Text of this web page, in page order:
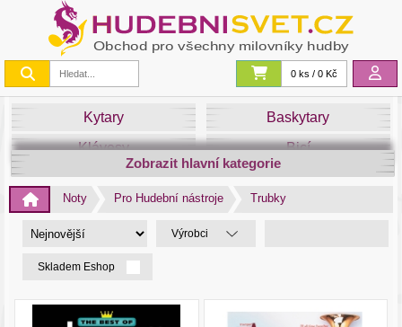
0 ks / 0 Kč
Kytary
Baskytary
Klávesy
Bicí
Smyčce
Dechy
Světla
Zvuk&Studio
Zobrazit hlavní kategorie
Noty Pro Hudební nástroje Trubky
Výrobci
Skladem Eshop